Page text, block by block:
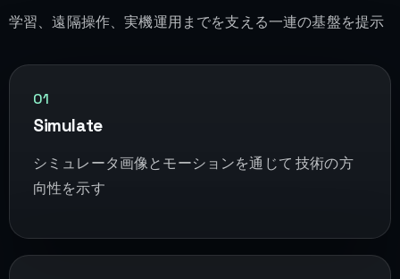
学習、遠隔操作、実機運用までを支える一連の基盤を提示
01
Simulate
シミュレータ画像とモーションを通じて 技術の方
向性を示す